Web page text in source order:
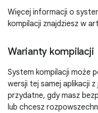
Więcej informacji o
kompilacji znajdziesz w
Warianty kompilacji
System kompilacji może
wersji tej samej aplikacji
przydatne, gdy masz
lub chcesz